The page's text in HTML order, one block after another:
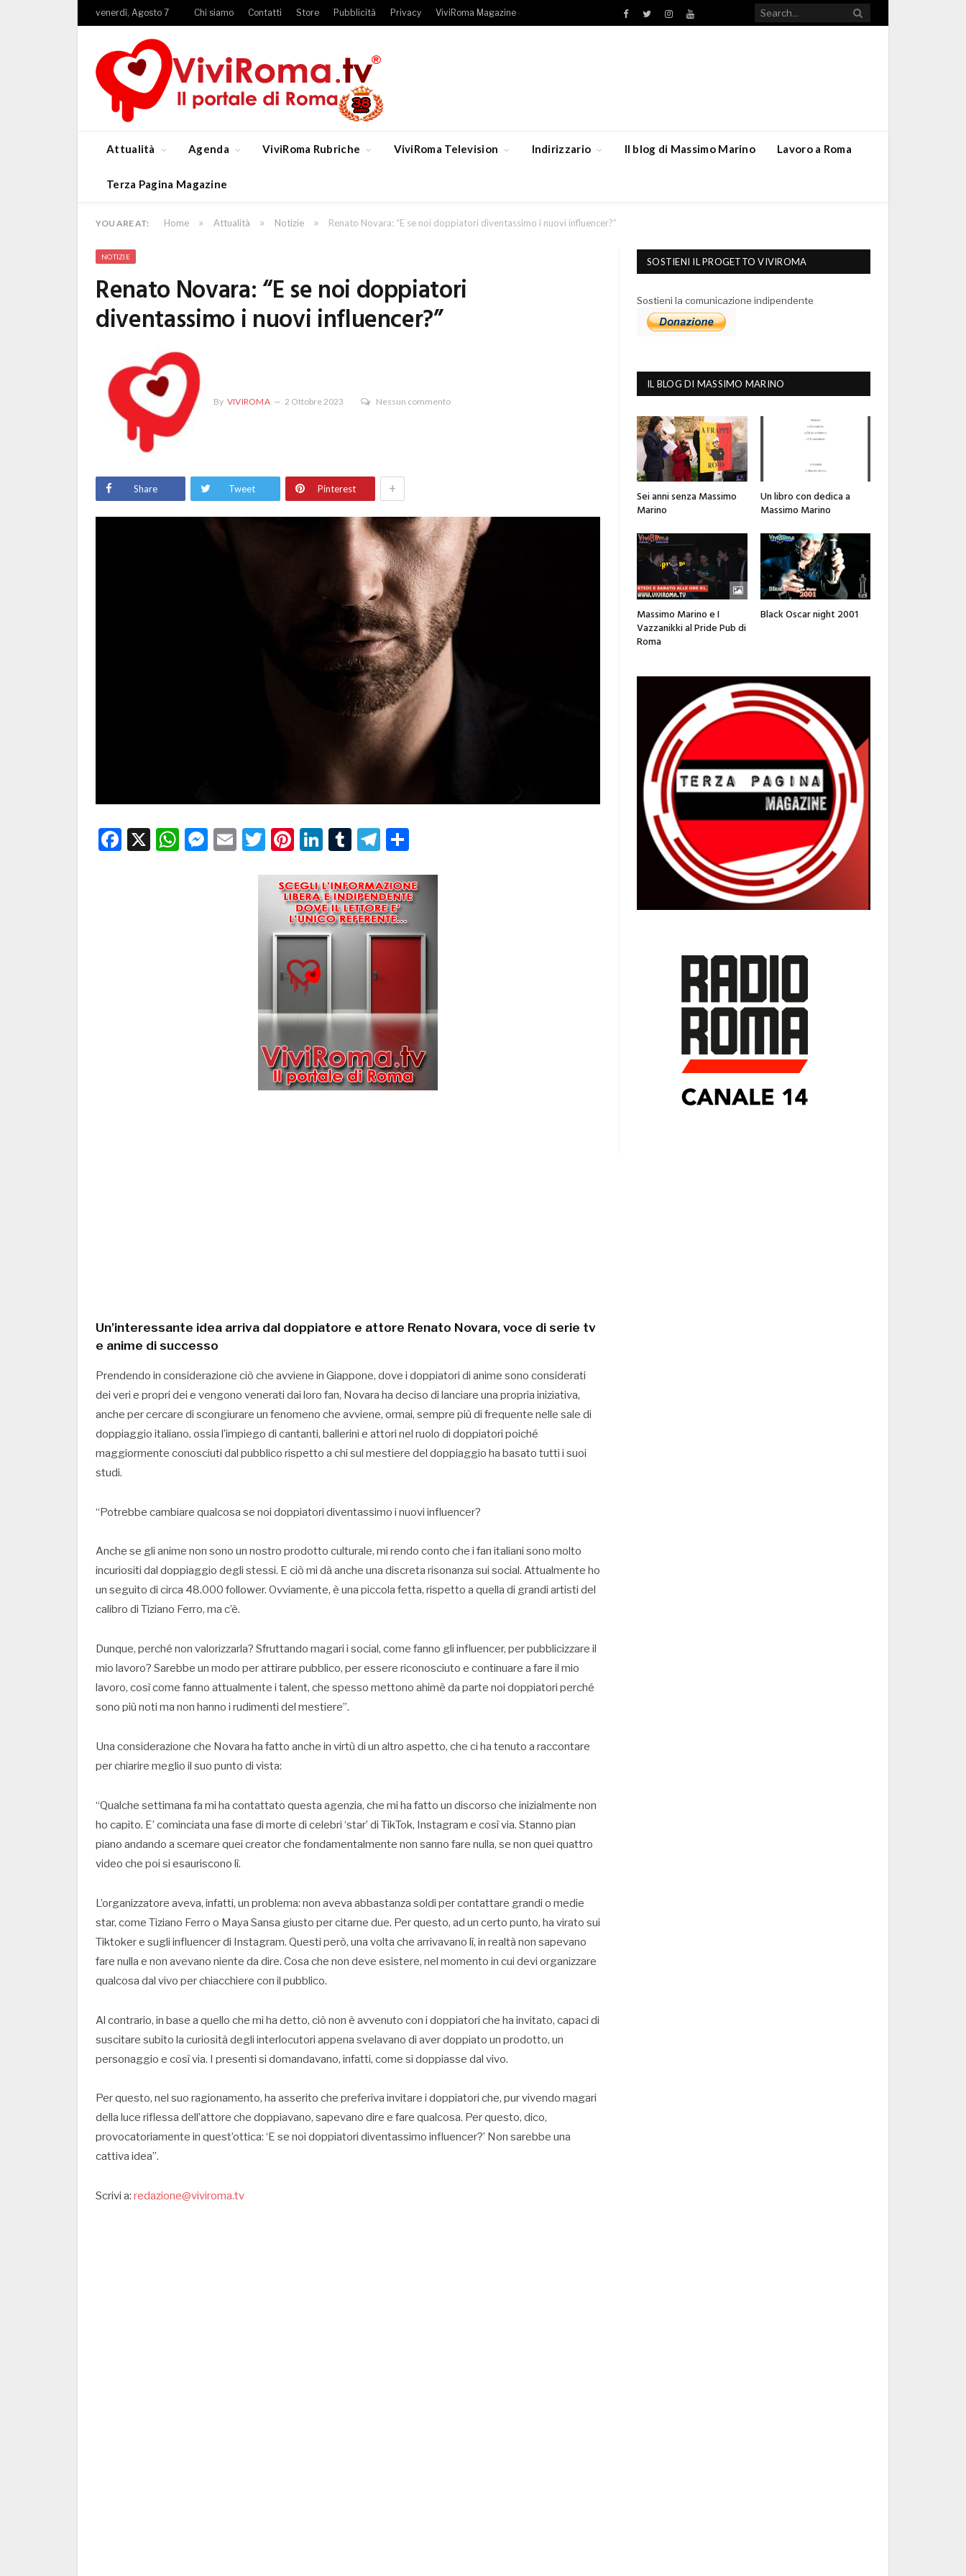
venerdì, Agosto 7 Chi siamo Contatti Store Pubblicità Privacy ViviRoma Magazine Facebook
TwitterInstagramYouTube
Attualità Agenda ViviRoma Rubriche ViviRoma Television Indirizzario Il blog di Massimo Marino Lavoro a Roma
Terza Pagina Magazine
YOU ARE AT: Home » Attualità » Notizie » Renato Novara: “E se noi doppiatori diventassimo i nuovi influencer?”
NOTIZIE
Renato Novara: “E se noi doppiatori
diventassimo i nuovi influencer?”
By VIVIROMA 2 Ottobre 2023 Nessun commento
Share Tweet Pinterest +
Facebook
X WhatsApp
Messenger
EmailTwitter
Pinterest
LinkedIn
TumblrTelegram
Un’interessante idea arriva dal doppiatore e attore Renato Novara, voce di serie tv
e anime di successo
Prendendo in considerazione ciò che avviene in Giappone, dove i doppiatori di anime sono considerati
dei veri e propri dei e vengono venerati dai loro fan, Novara ha deciso di lanciare una propria iniziativa,
anche per cercare di scongiurare un fenomeno che avviene, ormai, sempre più di frequente nelle sale di
doppiaggio italiano, ossia l’impiego di cantanti, ballerini e attori nel ruolo di doppiatori poiché
maggiormente conosciuti dal pubblico rispetto a chi sul mestiere del doppiaggio ha basato tutti i suoi
studi.
“Potrebbe cambiare qualcosa se noi doppiatori diventassimo i nuovi influencer?
Anche se gli anime non sono un nostro prodotto culturale, mi rendo conto che i fan italiani sono molto
incuriositi dal doppiaggio degli stessi. E ciò mi dà anche una discreta risonanza sui social. Attualmente ho
un seguito di circa 48.000 follower. Ovviamente, è una piccola fetta, rispetto a quella di grandi artisti del
calibro di Tiziano Ferro, ma c’è.
Dunque, perché non valorizzarla? Sfruttando magari i social, come fanno gli influencer, per pubblicizzare il
mio lavoro? Sarebbe un modo per attirare pubblico, per essere riconosciuto e continuare a fare il mio
lavoro, così come fanno attualmente i talent, che spesso mettono ahimè da parte noi doppiatori perché
sono più noti ma non hanno i rudimenti del mestiere”.
Una considerazione che Novara ha fatto anche in virtù di un altro aspetto, che ci ha tenuto a raccontare
per chiarire meglio il suo punto di vista:
“Qualche settimana fa mi ha contattato questa agenzia, che mi ha fatto un discorso che inizialmente non
ho capito. E’ cominciata una fase di morte di celebri ‘star’ di TikTok, Instagram e così via. Stanno pian
piano andando a scemare quei creator che fondamentalmente non sanno fare nulla, se non quei quattro
video che poi si esauriscono lì.
L’organizzatore aveva, infatti, un problema: non aveva abbastanza soldi per contattare grandi o medie
star, come Tiziano Ferro o Maya Sansa giusto per citarne due. Per questo, ad un certo punto, ha virato sui
Tiktoker e sugli influencer di Instagram. Questi però, una volta che arrivavano lì, in realtà non sapevano
fare nulla e non avevano niente da dire. Cosa che non deve esistere, nel momento in cui devi organizzare
qualcosa dal vivo per chiacchiere con il pubblico.
Al contrario, in base a quello che mi ha detto, ciò non è avvenuto con i doppiatori che ha invitato, capaci di
suscitare subito la curiosità degli interlocutori appena svelavano di aver doppiato un prodotto, un
personaggio e così via. I presenti si domandavano, infatti, come si doppiasse dal vivo.
Per questo, nel suo ragionamento, ha asserito che preferiva invitare i doppiatori che, pur vivendo magari
della luce riflessa dell’attore che doppiavano, sapevano dire e fare qualcosa. Per questo, dico,
provocatoriamente in quest’ottica: ‘E se noi doppiatori diventassimo influencer?’ Non sarebbe una
cattiva idea”.
Scrivi a: redazione@viviroma.tv
SOSTIENI IL PROGETTO VIVIROMA
Sostieni la comunicazione indipendente
IL BLOG DI MASSIMO MARINO
Sei anni senza Massimo
Marino
Un libro con dedica a
Massimo Marino
Massimo Marino e I
Vazzanikki al Pride Pub di
Roma
Black Oscar night 2001